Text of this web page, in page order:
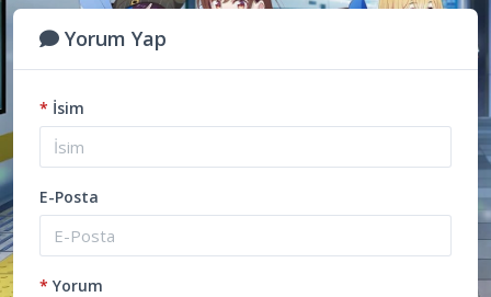
Yorum Yap
* İsim
E-Posta
* Yorum